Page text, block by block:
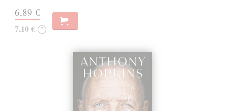
6,89 €
7,10 € ?